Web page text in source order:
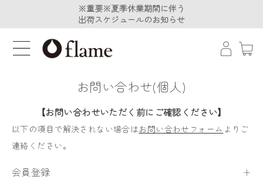
※重要※夏季休業期間に伴う
出荷スケジュールのお知らせ
※重要※夏季休業期間に伴う
出荷スケジュールのお知らせ
お問い合わせ(個人)
【お問い合わせいただく前にご確認ください】
以下の項目で解決されない場合はお問い合わせフォーム よりご
連絡ください。
会員登録